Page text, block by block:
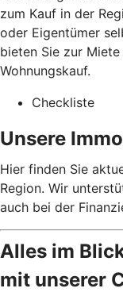
zum Kauf in der
oder Eigentümer
bieten Sie zur
Wohnungskauf.
Checkliste
Unsere
Hier finden Sie
Region. Wir
auch bei der
Alles im
mit unserer